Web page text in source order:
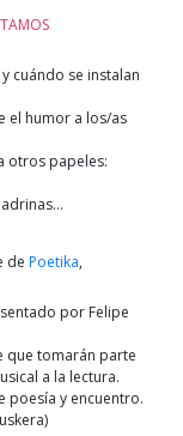
cuándo se instalan
el humor a los/as
otros papeles:
de Poetika,
por Felipe
que tomarán parte
a la lectura.
poesía y encuentro.